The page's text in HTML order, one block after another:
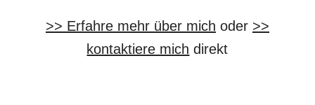
>> Erfahre mehr über mich oder >>
kontaktiere mich direkt